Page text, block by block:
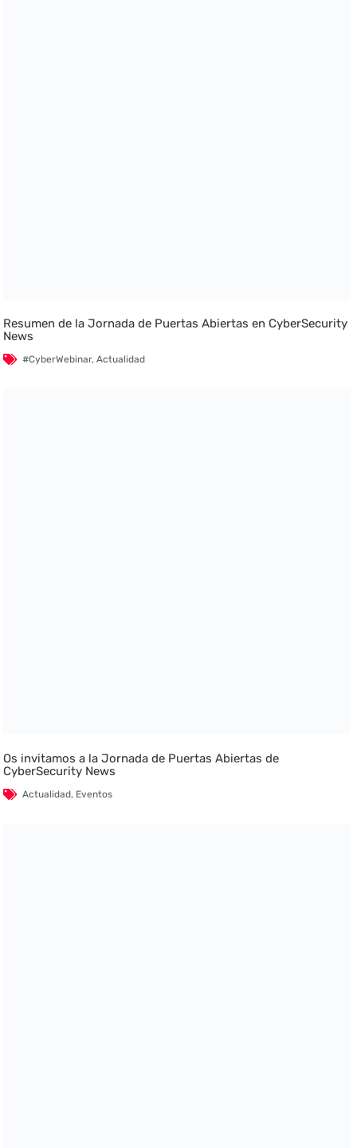
Resumen de la Jornada de Puertas Abiertas en CyberSecurity
News
#CyberWebinar,Actualidad
Os invitamos a la Jornada de Puertas Abiertas de
CyberSecurity News
Actualidad, Eventos